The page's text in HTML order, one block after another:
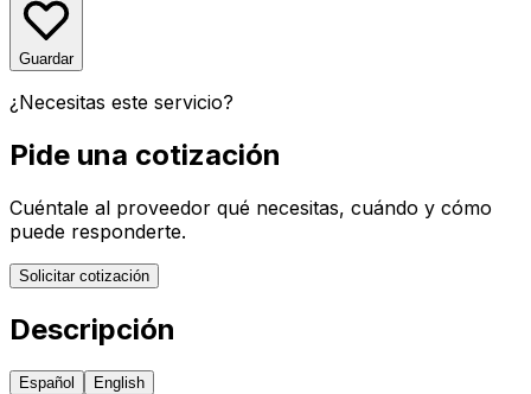
Guardar
¿Necesitas este servicio?
Pide una cotización
Cuéntale al proveedor qué necesitas, cuándo y cómo
puede responderte.
Solicitar cotización
Descripción
Español English